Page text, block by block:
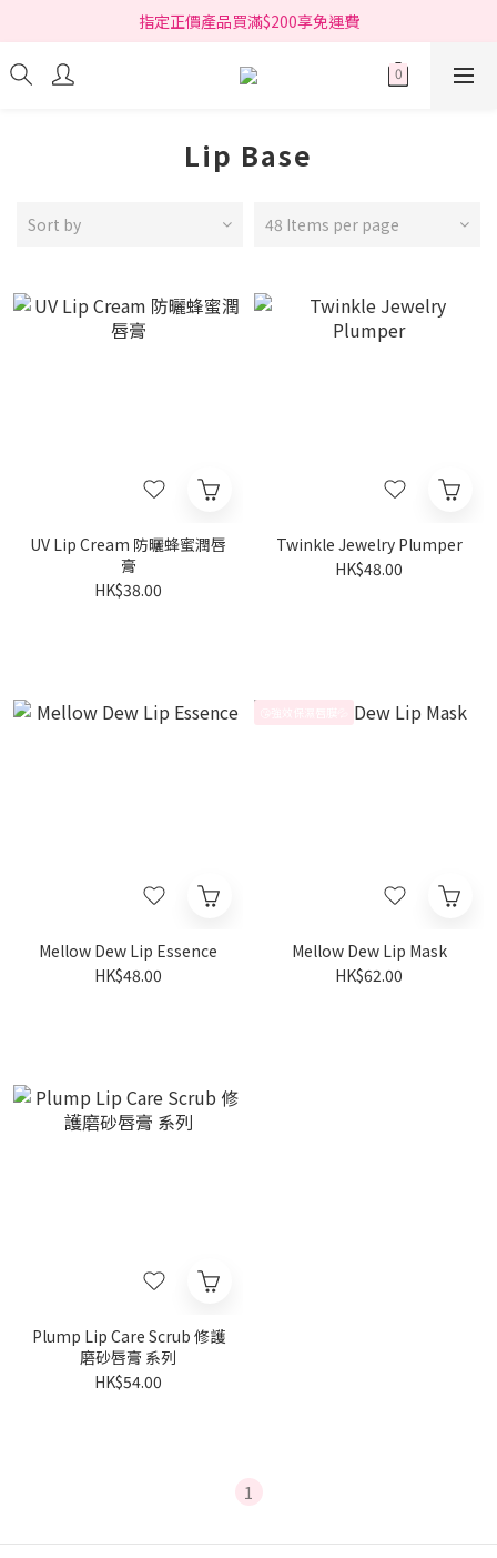
指定正價產品買滿$200享免運費
指定正價產品買滿$200享免運費
Free delivery on net purchase over HK$200 (*selected items)
Lip Base
Sort by 48 Items per page
UV Lip Cream 防曬蜂蜜潤唇
膏
HK$38.00
Twinkle Jewelry Plumper
HK$48.00
Mellow Dew Lip Essence
HK$48.00
Mellow Dew Lip Mask
HK$62.00
Plump Lip Care Scrub 修護
磨砂唇膏 系列
HK$54.00
1